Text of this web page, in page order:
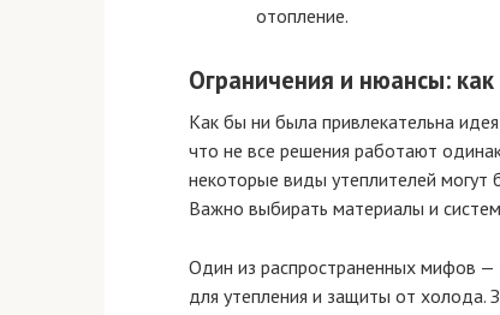
отопление.
Ограничения и нюансы:
Как бы ни была привлекательна
что не все решения работают
некоторые виды утеплителей
Важно выбирать материалы и
Один из распространенных мифов
для утепления и защиты от холода.